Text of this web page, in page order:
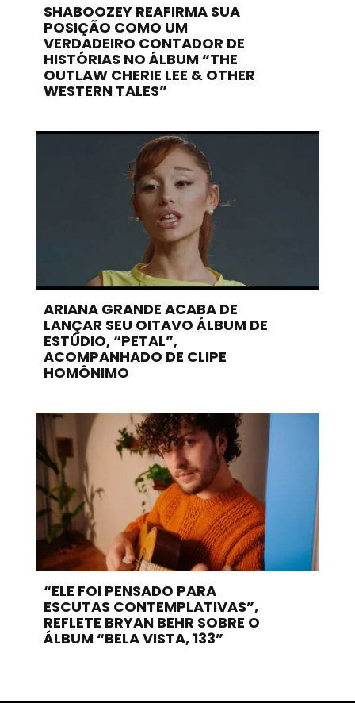
SHABOOZEY REAFIRMA SUA
POSIÇÃO COMO UM
VERDADEIRO CONTADOR DE
HISTÓRIAS NO ÁLBUM “THE
OUTLAW CHERIE LEE & OTHER
WESTERN TALES”
ARIANA GRANDE ACABA DE
LANÇAR SEU OITAVO ÁLBUM DE
ESTÚDIO, “PETAL”,
ACOMPANHADO DE CLIPE
HOMÔNIMO
“ELE FOI PENSADO PARA
ESCUTAS CONTEMPLATIVAS”,
REFLETE BRYAN BEHR SOBRE O
ÁLBUM “BELA VISTA, 133”